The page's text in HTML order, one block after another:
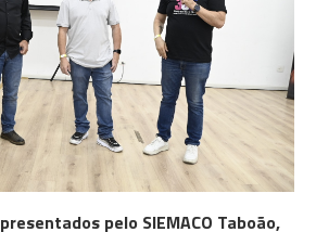
pelo SIEMACO Taboão,